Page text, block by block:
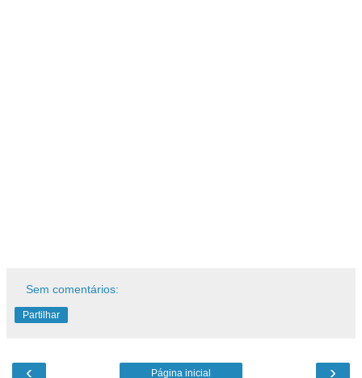
Sem comentários:
Partilhar
‹ ›
Página inicial